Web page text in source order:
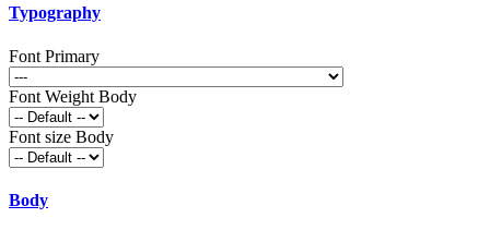
Typography
Font Primary
Font Weight Body
Font size Body
Body